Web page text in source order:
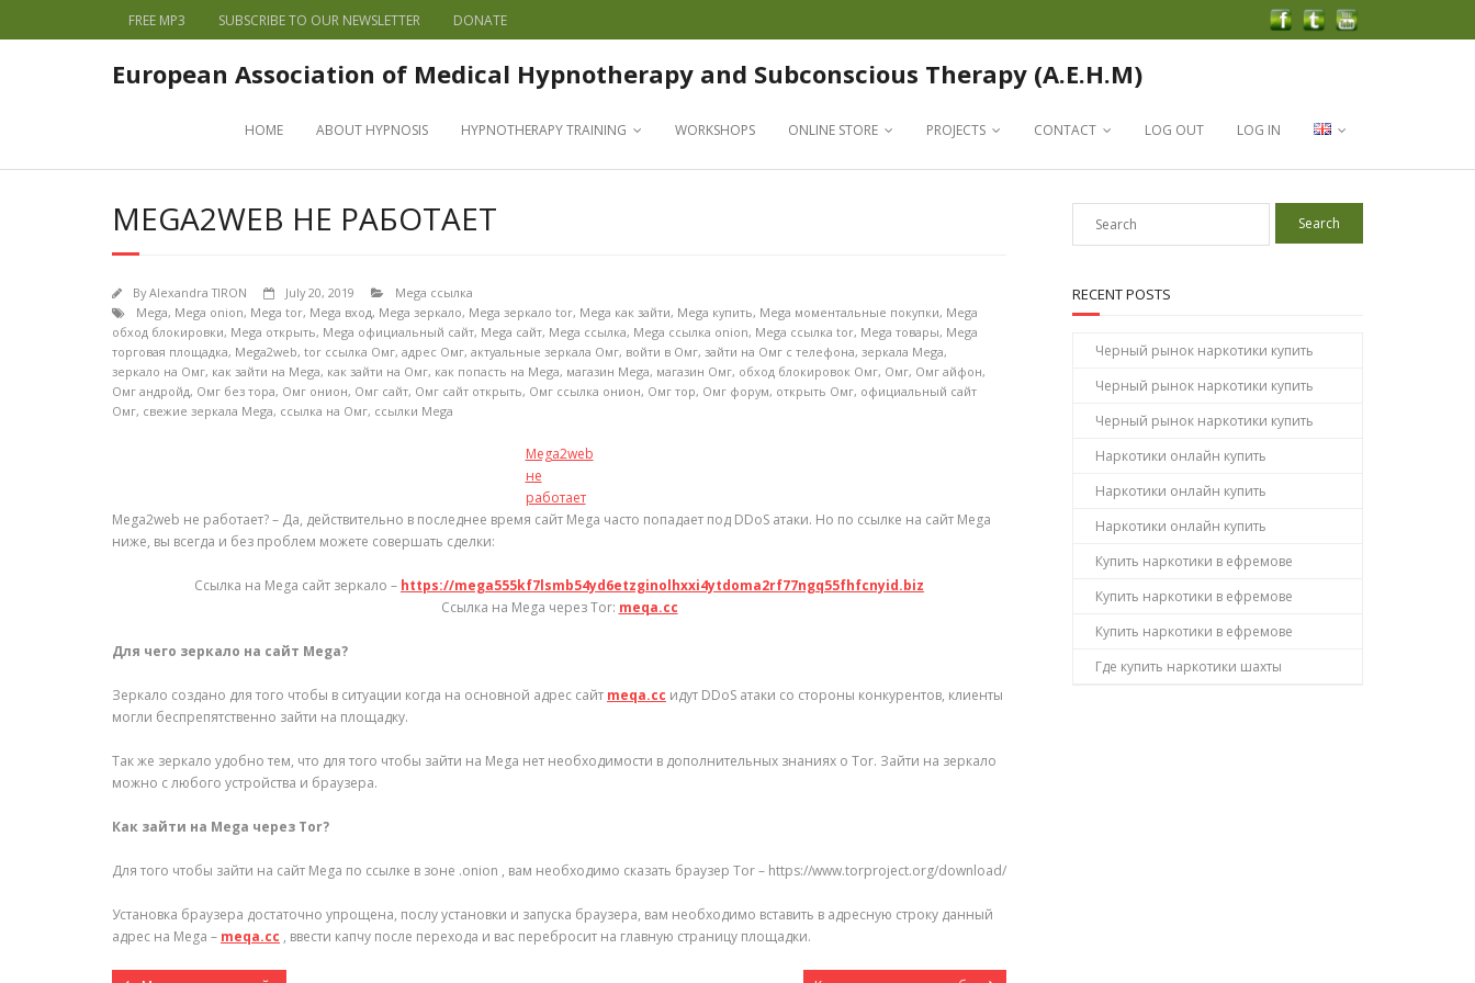
FREE MP3 SUBSCRIBE TO OUR NEWSLETTER DONATE
European Association of Medical Hypnotherapy and Subconscious Therapy (A.E.H.M)
HOME ABOUT HYPNOSIS HYPNOTHERAPY TRAINING WORKSHOPS ONLINE STORE PROJECTS CONTACT LOG OUT LOG IN
MEGA2WEB НЕ РАБОТАЕТ
ByAlexandra TIRON July 20, 2019
Mega ссылка
Mega, Mega onion, Mega tor, Mega вход, Mega зеркало, Mega зеркало tor, Mega как зайти, Mega купить, Mega моментальные покупки, Mega
обход блокировки, Mega открыть, Mega официальный сайт, Mega сайт, Mega ссылка, Mega ссылка onion, Mega ссылка tor, Mega товары, Mega
торговая площадка, Mega2web, tor ссылка Омг, адрес Омг, актуальные зеркала Омг, войти в Омг, зайти на Омг с телефона, зеркала Mega,
зеркало на Омг, как зайти на Mega, как зайти на Омг, как попасть на Mega, магазин Mega, магазин Омг, обход блокировок Омг, Омг, Омг айфон,
Омг андройд, Омг без тора, Омг онион, Омг сайт, Омг сайт открыть, Омг ссылка онион, Омг тор, Омг форум, открыть Омг, официальный сайт
Омг, свежие зеркала Mega, ссылка на Омг, ссылки Mega
Mega2web
не
работает
Mega2web не работает? – Да, действительно в последнее время сайт Mega часто попадает под DDoS атаки. Но по ссылке на сайт Mega
ниже, вы всегда и без проблем можете совершать сделки:
Ссылка на Mega сайт зеркало – https://mega555kf7lsmb54yd6etzginolhxxi4ytdoma2rf77ngq55fhfcnyid.biz
Ссылка на Mega через Tor: meqa.cc
Для чего зеркало на сайт Mega?
Зеркало создано для того чтобы в ситуации когда на основной адрес сайт meqa.cc идут DDoS атаки со стороны конкурентов, клиенты
могли беспрепятственно зайти на площадку.
Так же зеркало удобно тем, что для того чтобы зайти на Mega нет необходимости в дополнительных знаниях о Tor. Зайти на зеркало
можно с любого устройства и браузера.
Как зайти на Mega через Tor?
Для того чтобы зайти на сайт Mega по ссылке в зоне .onion , вам необходимо сказать браузер Tor – https://www.torproject.org/download/
Установка браузера достаточно упрощена, послу установки и запуска браузера, вам необходимо вставить в адресную строку данный
адрес на Mega – meqa.cc , ввести капчу после перехода и вас перебросит на главную страницу площадки.
RECENT POSTS
Черный рынок наркотики купить
Черный рынок наркотики купить
Черный рынок наркотики купить
Наркотики онлайн купить
Наркотики онлайн купить
Наркотики онлайн купить
Купить наркотики в ефремове
Купить наркотики в ефремове
Купить наркотики в ефремове
Где купить наркотики шахты